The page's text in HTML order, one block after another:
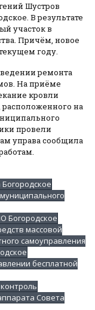
Шустров
В результате
участок в
Причём, новое
году.
ремонта
На приёме
кровли
на
провели
управа сообщила
Богородское
массовой
самоуправления
бесплатной
Совета